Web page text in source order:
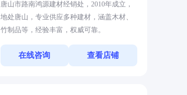
唐山市路南鸿源建材经销处，2010年成立，
地处唐山，专业供应多种建材，涵盖木材、
竹制品等，经验丰富，权威可靠。
在线咨询 查看店铺